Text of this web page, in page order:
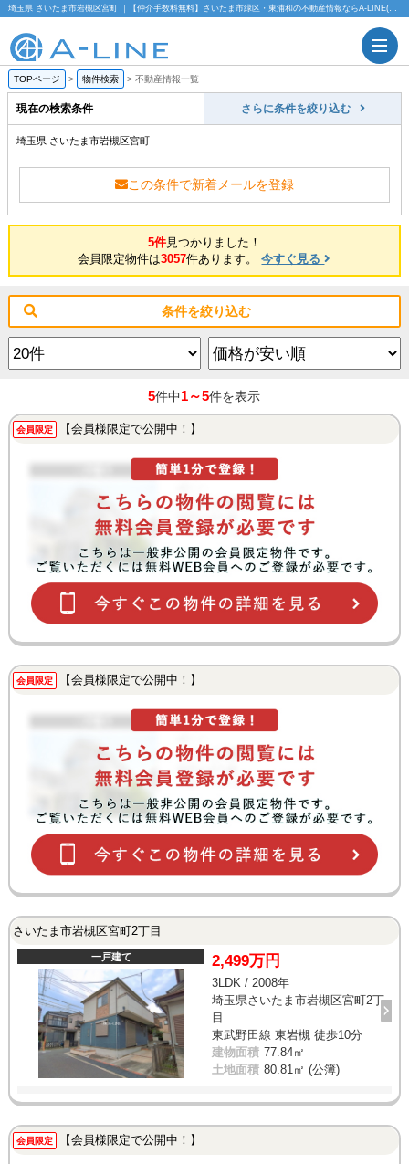
埼玉県 さいたま市岩槻区宮町 ｜【仲介手数料無料】さいたま市緑区・東浦和の不動産情報ならA-LINE(エーライン)
TOPページ > 物件検索 > 不動産情報一覧
現在の検索条件 さらに条件を絞り込む
埼玉県 さいたま市岩槻区宮町
この条件で新着メールを登録
5件見つかりました！
会員限定物件は3057件あります。今すぐ見る
条件を絞り込む
5件中1～5件を表示
会員限定 【会員様限定で公開中！】
会員限定 【会員様限定で公開中！】
さいたま市岩槻区宮町2丁目
一戸建て 2,499万円
3LDK / 2008年
埼玉県さいたま市岩槻区宮町2丁
目
東武野田線 東岩槻 徒歩10分
建物面積 77.84㎡
土地面積 80.81㎡ (公簿)
会員限定 【会員様限定で公開中！】